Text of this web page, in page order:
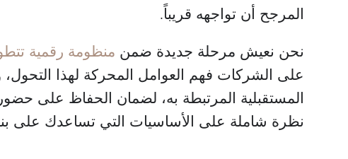
المرجح أن تواجهه قريباً.
نحن نعيش مرحلة جديدة ضمن منظومة رقمية
على الشركات فهم العوامل المحركة لهذا التحول،
المستقبلية المرتبطة به، لضمان الحفاظ على
نظرة شاملة على الأساسيات التي تساعدك على